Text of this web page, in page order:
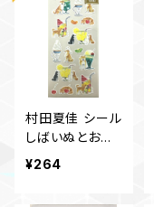
村田夏佳 シール
しばいぬとおい
しい夏 ドリンク
¥264